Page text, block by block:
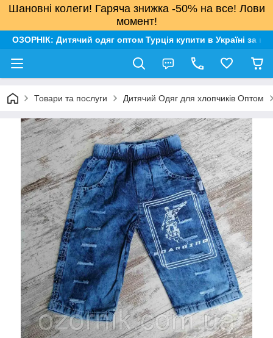
Шановні колеги! Гаряча знижка -50% на все! Лови
момент!
ОЗОРНІК: Дитячий одяг оптом Турція купити в Україні за
Товари та послуги Дитячий Одяг для хлопчиків Оптом